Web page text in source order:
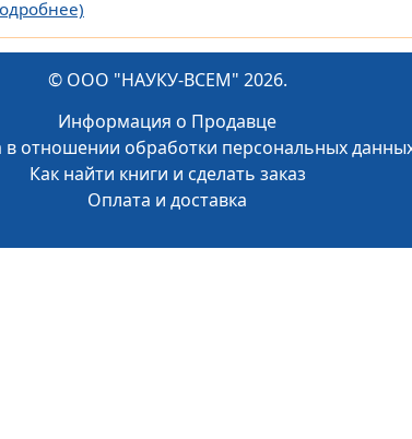
© ООО "НАУКУ-ВСЕМ" 2026.
Информация о Продавце
в отношении обработки персональных
Как найти книги и сделать заказ
Оплата и доставка